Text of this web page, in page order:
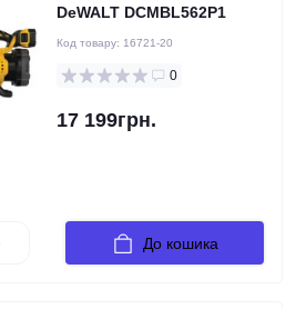
DeWALT DCMBL562P1
Код товару: 16721-20
0
17 199грн.
До кошика